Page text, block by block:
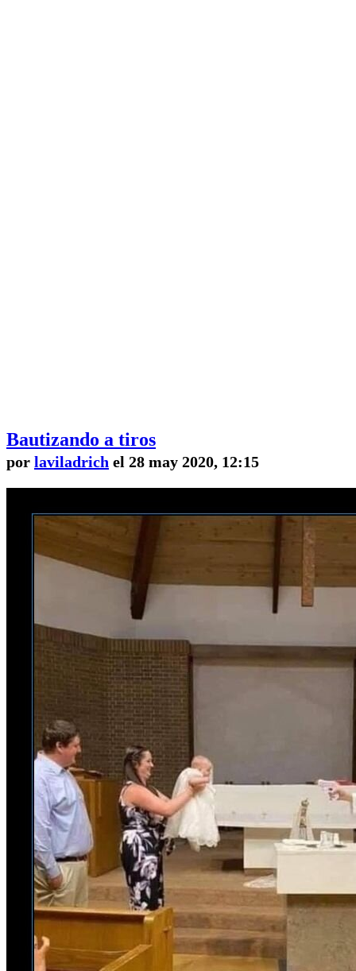
Bautizando a tiros
por laviladrich el 28 may 2020, 12:15